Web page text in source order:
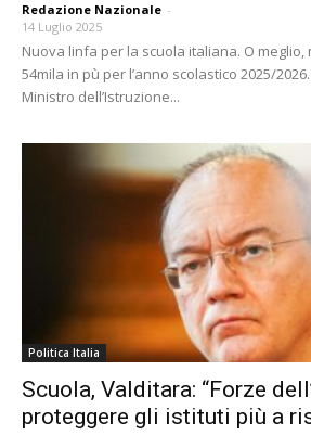
Redazione Nazionale -
14 Luglio 2025
Nuova linfa per la scuola italiana. O
54mila in pù per l’anno scolastico 2025/
Ministro dell’Istruzione...
Politica Italia
Scuola, Valditara: “Forze
proteggere gli istituti più a